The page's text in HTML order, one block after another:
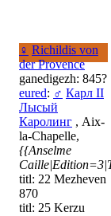
♀ Richildis von
der Provence
ganedigezh: 845?
eured: ♂ Карл II
Лысый
Каролинг , Aix-
la-Chapelle,
{{Anselme
titl: 22 Mezheven
870
titl: 25 Kerzu